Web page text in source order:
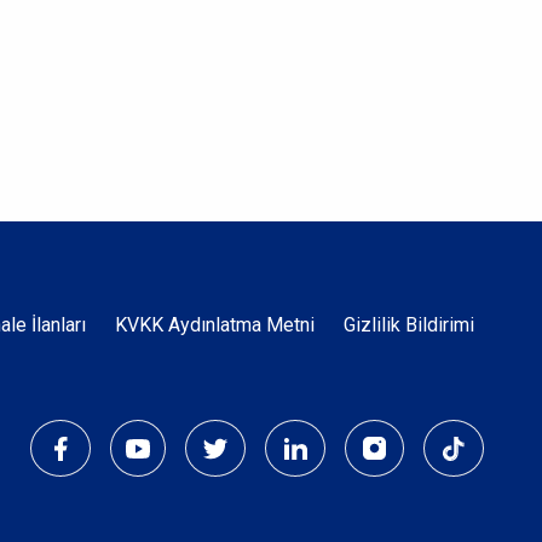
İlanları KVKK Aydınlatma Metni Gizlilik Bildirimi